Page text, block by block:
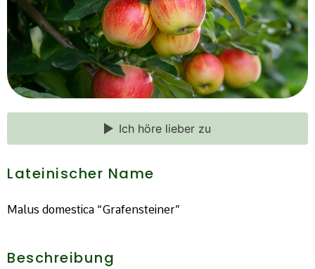
Ich höre lieber zu
Lateinischer Name
Malus domestica “Grafensteiner”
Beschreibung